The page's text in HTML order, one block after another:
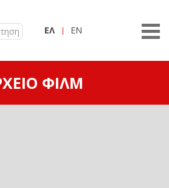
ΕΛ EN
ΦΙΛΜ